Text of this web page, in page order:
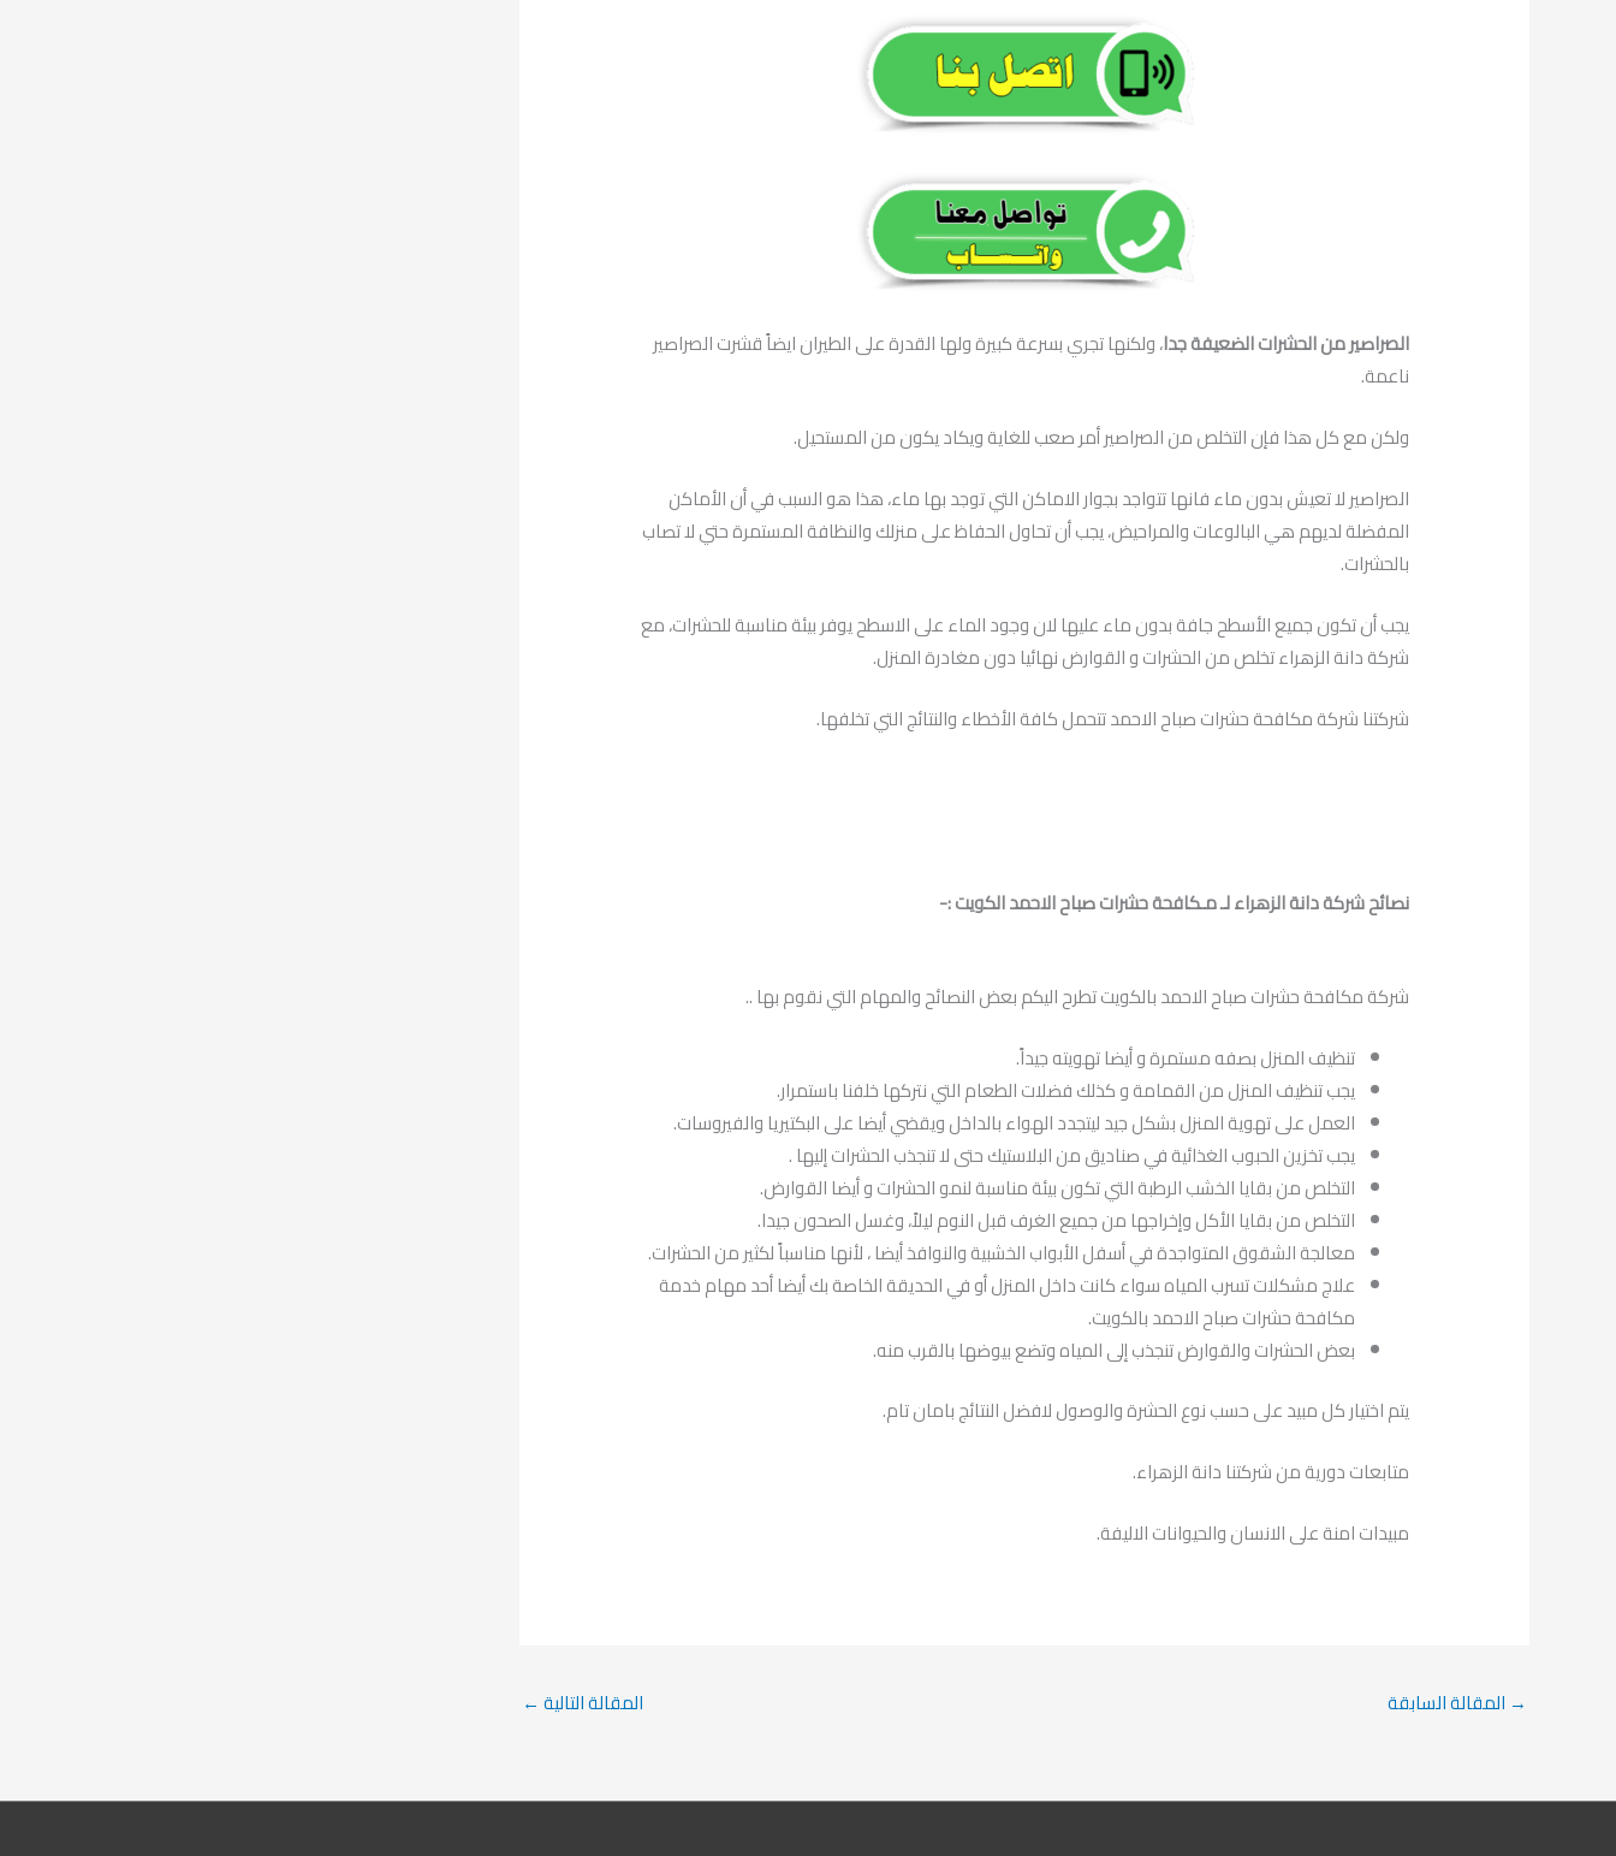
الصراصير من الحشرات الضعيفة جدا، ولكنها تجري بسرعة كبيرة ولها القدرة على الطيران ايضاً قشرت الصراصير
ناعمة.
ولكن مع كل هذا فإن التخلص من الصراصير أمر صعب للغاية ويكاد يكون من المستحيل.
الصراصير لا تعيش بدون ماء فانها تتواجد بجوار الاماكن التي توجد بها ماء، هذا هو السبب في أن الأماكن
المفضلة لديهم هي البالوعات والمراحيض، يجب أن تحاول الحفاظ على منزلك والنظافة المستمرة حتي لا تصاب
بالحشرات.
يجب أن تكون جميع الأسطح جافة بدون ماء عليها لان وجود الماء على الاسطح يوفر بيئة مناسبة للحشرات، مع
شركة دانة الزهراء تخلص من الحشرات و القوارض نهائيا دون مغادرة المنزل.
شركتنا شركة مكافحة حشرات صباح الاحمد تتحمل كافة الأخطاء والنتائج التي تخلفها.
نصائح شركة دانة الزهراء لـ مـكافحة حشرات صباح الاحمد الكويت :-
شركة مكافحة حشرات صباح الاحمد بالكويت تطرح اليكم بعض النصائح والمهام التي نقوم بها ..
تنظيف المنزل بصفه مستمرة و أيضا تهويته جيداً.
يجب تنظيف المنزل من القمامة و كذلك فضلات الطعام التي نتركها خلفنا باستمرار.
العمل على تهوية المنزل بشكل جيد ليتجدد الهواء بالداخل ويقضي أيضا على البكتيريا والفيروسات.
يجب تخزين الحبوب الغذائية في صناديق من البلاستيك حتى لا تنجذب الحشرات إليها .
التخلص من بقايا الخشب الرطبة التي تكون بيئة مناسبة لنمو الحشرات و أيضا القوارض.
التخلص من بقايا الأكل وإخراجها من جميع الغرف قبل النوم ليلاً، وغسل الصحون جيدا.
معالجة الشقوق المتواجدة في أسفل الأبواب الخشبية والنوافذ أيضا ، لأنها مناسباً لكثير من الحشرات.
علاج مشكلات تسرب المياه سواء كانت داخل المنزل أو في الحديقة الخاصة بك أيضا أحد مهام خدمة
مكافحة حشرات صباح الاحمد بالكويت.
بعض الحشرات والقوارض تنجذب إلى المياه وتضع بيوضها بالقرب منه.
يتم اختيار كل مبيد على حسب نوع الحشرة والوصول لافضل النتائج بامان تام.
متابعات دورية من شركتنا دانة الزهراء.
مبيدات امنة على الانسان والحيوانات الاليفة.
→ المقالة السابقة المقالة التالية ←